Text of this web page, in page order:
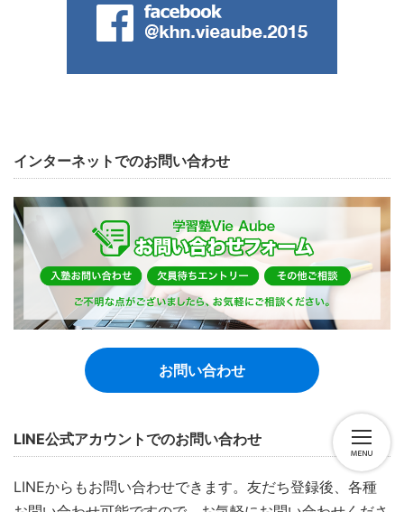
インターネットでのお問い合わせ
お問い合わせ
LINE公式アカウントでのお問い合わせ
LINEからもお問い合わせできます。友だち登録後、各種